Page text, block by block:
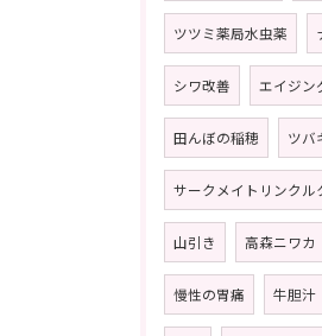
ツツミ薬局水虫薬
シワ改善 エイジン
田んぼの稲穂 ツバ
サークメイトリンクル
山引き 高森ニワカ
慢性の胃痛 牛胆汁